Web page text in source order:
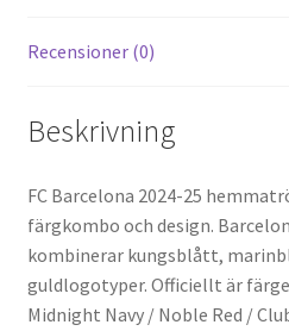
Recensioner (0)
Beskrivning
FC Barcelona 2024-25
färgkombo och design.
kombinerar kungsblått,
guldlogotyper. Officiellt är
Midnight Navy / Noble Red /